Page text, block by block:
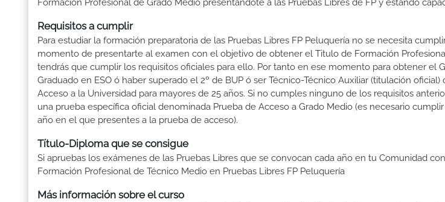
Formación Profesional de Grado Medio presentándote a las Pruebas Libres de FP y estando
Requisitos a cumplir
Para estudiar la formación preparatoria de las Pruebas Libres FP Peluquería no se necesita
momento de presentarte al examen con el objetivo de obtener el Titulo de Formación
tendrás que cumplir los requisitos oficiales para ello. Por tanto en ese momento para obtener el
Graduado en ESO ó haber superado el 2º de BUP ó ser Técnico-Técnico Auxiliar (titulación
Acceso a la Universidad para mayores de 25 años. Si no cumples ninguno de los requisitos
una prueba específica oficial denominada Prueba de Acceso a Grado Medio (es necesario
año en el que presentes a la prueba de acceso).
Título-Diploma que se consigue
Si apruebas los exámenes de las Pruebas Libres que se convocan cada año en tu Comunidad
Formación Profesional de Técnico Medio en Pruebas Libres FP Peluquería
Más información sobre el curso